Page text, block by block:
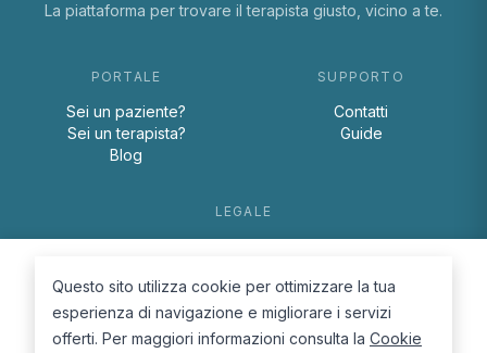
La piattaforma per trovare il terapista giusto, vicino a te.
PORTALE
Sei un paziente?
Sei un terapista?
Blog
SUPPORTO
Contatti
Guide
LEGALE
Cookie Policy
Questo sito utilizza cookie per ottimizzare la tua
esperienza di navigazione e migliorare i servizi
offerti. Per maggiori informazioni consulta la Cookie